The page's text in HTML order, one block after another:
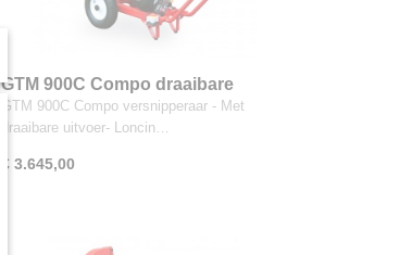
GTM 900C Compo draaibare
uitvoer Loncin
GTM 900C Compo versnipperaar - Met
draaibare uitvoer- Loncin…
€ 3.645,00